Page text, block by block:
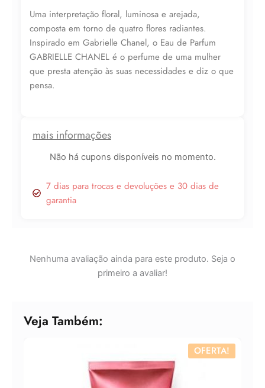
mais informações
Não há cupons disponíveis no momento.
7 dias para trocas e devoluções e 30 dias de
garantia
DE
PARFUM
100ml
quantidade
Uma interpretação floral, luminosa e arejada,
composta em torno de quatro flores radiantes.
Inspirado em Gabrielle Chanel, o Eau de Parfum
GABRIELLE CHANEL é o perfume de uma mulher
que presta atenção às suas necessidades e diz o que
pensa.
Nenhuma avaliação ainda para este produto. Seja o
primeiro a avaliar!
Veja Também:
OFERTA!